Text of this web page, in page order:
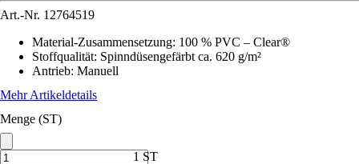
Art.-Nr. 12764519
Material-Zusammensetzung: 100 % PVC – Clear®
Stoffqualität: Spinndüsengefärbt ca. 620 g/m²
Antrieb: Manuell
Mehr Artikeldetails
Menge (ST)
1 ST